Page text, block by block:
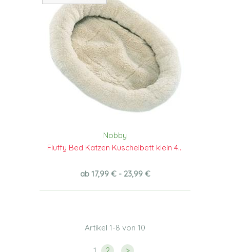
Nobby
Fluffy Bed Katzen Kuschelbett klein 4...
ab 17,99 € - 23,99 €
Artikel 1-8 von 10